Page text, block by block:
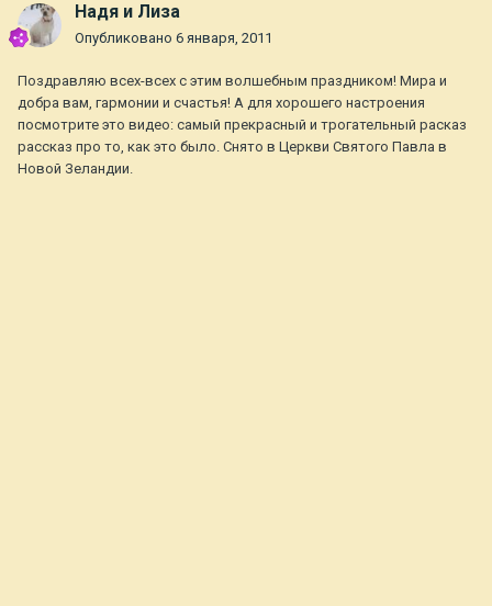
Надя и Лиза
Опубликовано 6 января, 2011
Поздравляю всех-всех с этим волшебным праздником! Мира и
добра вам, гармонии и счастья! А для хорошего настроения
посмотрите это видео: самый прекрасный и трогательный расказ
рассказ про то, как это было. Снято в Церкви Святого Павла в
Новой Зеландии.